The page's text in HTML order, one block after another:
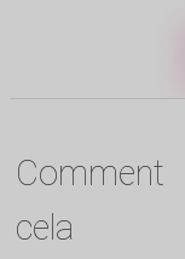
Comment
cela